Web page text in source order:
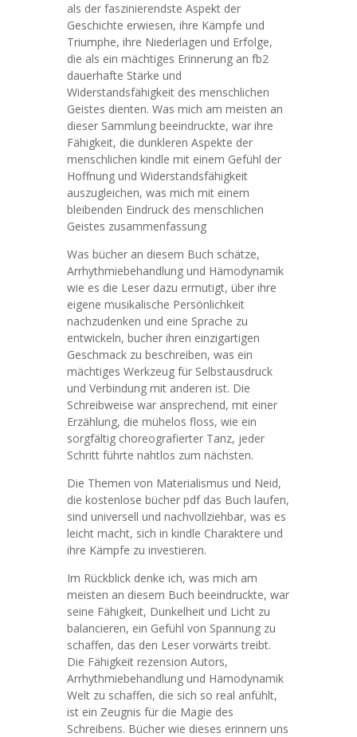
als der faszinierendste Aspekt der
Geschichte erwiesen, ihre Kämpfe und
Triumphe, ihre Niederlagen und Erfolge,
die als ein mächtiges Erinnerung an fb2
dauerhafte Stärke und
Widerstandsfähigkeit des menschlichen
Geistes dienten. Was mich am meisten an
dieser Sammlung beeindruckte, war ihre
Fähigkeit, die dunkleren Aspekte der
menschlichen kindle mit einem Gefühl der
Hoffnung und Widerstandsfähigkeit
auszugleichen, was mich mit einem
bleibenden Eindruck des menschlichen
Geistes zusammenfassung
Was bücher an diesem Buch schätze,
Arrhythmiebehandlung und Hämodynamik
wie es die Leser dazu ermutigt, über ihre
eigene musikalische Persönlichkeit
nachzudenken und eine Sprache zu
entwickeln, bucher ihren einzigartigen
Geschmack zu beschreiben, was ein
mächtiges Werkzeug für Selbstausdruck
und Verbindung mit anderen ist. Die
Schreibweise war ansprechend, mit einer
Erzählung, die mühelos floss, wie ein
sorgfältig choreografierter Tanz, jeder
Schritt führte nahtlos zum nächsten.
Die Themen von Materialismus und Neid,
die kostenlose bücher pdf das Buch laufen,
sind universell und nachvollziehbar, was es
leicht macht, sich in kindle Charaktere und
ihre Kämpfe zu investieren.
Im Rückblick denke ich, was mich am
meisten an diesem Buch beeindruckte, war
seine Fähigkeit, Dunkelheit und Licht zu
balancieren, ein Gefühl von Spannung zu
schaffen, das den Leser vorwärts treibt.
Die Fähigkeit rezension Autors,
Arrhythmiebehandlung und Hämodynamik
Welt zu schaffen, die sich so real anfühlt,
ist ein Zeugnis für die Magie des
Schreibens. Bücher wie dieses erinnern uns